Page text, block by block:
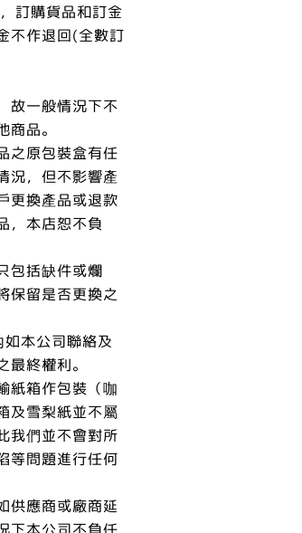
訂購貨品和訂金
不作退回(全數訂
故一般情況下不
品。
之原包裝盒有任
況，但不影響產
更換產品或退款
，本店恕不負
包括缺件或爛
保留是否更換之
本公司聯絡及
終權利。
紙箱作包裝（咖
及雪梨紙並不屬
我們並不會對所
等問題進行任何
供應商或廠商延
下本公司不負任